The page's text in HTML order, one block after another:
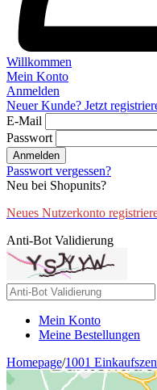
Willkommen
Mein Konto
Anmelden
Neuer Kunde? Jetzt
E-Mail
Passwort
Anmelden
Passwort vergessen?
Neu bei Shopunits?
Neues Nutzerkonto
Anti-Bot Validierung
Mein Konto
Meine Bestellungen
Homepage/1001